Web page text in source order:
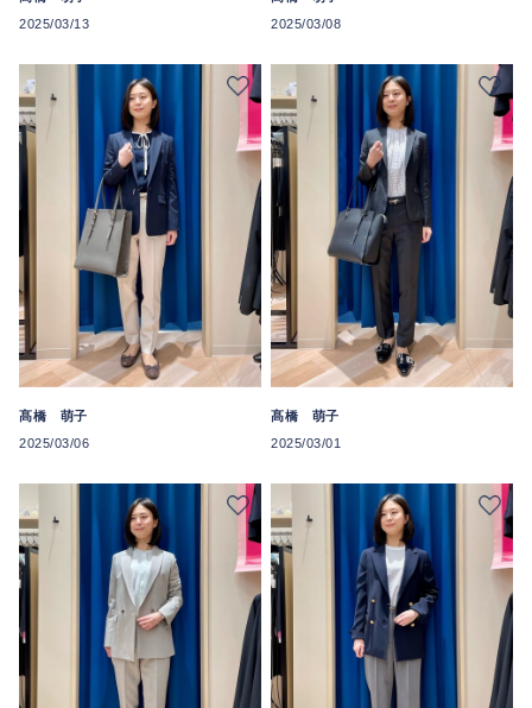
2025/03/13
2025/03/08
髙橋 萌子
2025/03/06
髙橋 萌子
2025/03/01